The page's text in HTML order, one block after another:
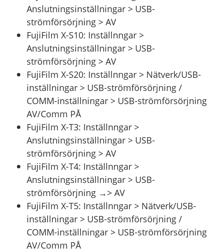
Anslutningsinställningar > USB-
strömförsörjning > AV
FujiFilm X-S10: Inställnngar >
Anslutningsinställningar > USB-
strömförsörjning > AV
FujiFilm X-S20: Inställnngar > Nätverk/USB-
inställningar > USB-strömförsörjning /
COMM-inställningar > USB-strömförsörjning
AV/Comm PÅ
FujiFilm X-T3: Inställnngar >
Anslutningsinställningar > USB-
strömförsörjning > AV
FujiFilm X-T4: Inställnngar >
Anslutningsinställningar > USB-
strömförsörjning →> AV
FujiFilm X-T5: Inställnngar > Nätverk/USB-
inställningar > USB-strömförsörjning /
COMM-inställningar > USB-strömförsörjning
AV/Comm PÅ